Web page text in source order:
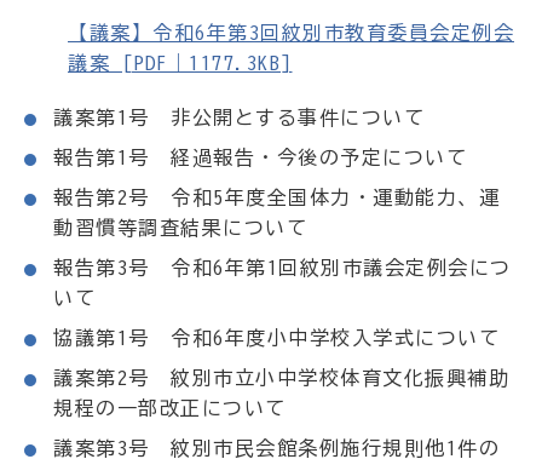
【議案】令和6年第3回紋別市教育委員会定例会
議案 [PDF｜1177.3KB]
議案第1号 非公開とする事件について
報告第1号 経過報告・今後の予定について
報告第2号 令和5年度全国体力・運動能力、運
動習慣等調査結果について
報告第3号 令和6年第1回紋別市議会定例会につ
いて
協議第1号 令和6年度小中学校入学式について
議案第2号 紋別市立小中学校体育文化振興補助
規程の一部改正について
議案第3号 紋別市民会館条例施行規則他1件の